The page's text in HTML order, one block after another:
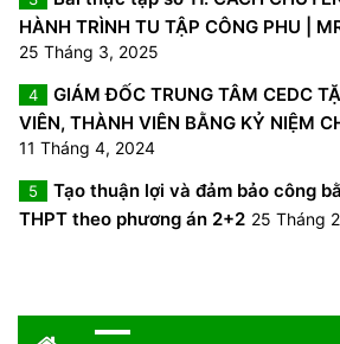
HÀNH TRÌNH TU TẬP CÔNG PHU |
25 Tháng 3, 2025
4
GIÁM ĐỐC TRUNG TÂM CEDC
VIÊN, THÀNH VIÊN BẰNG KỶ NIỆM
11 Tháng 4, 2024
5
Tạo thuận lợi và đảm bảo công
THPT theo phương án 2+2 25 Tháng